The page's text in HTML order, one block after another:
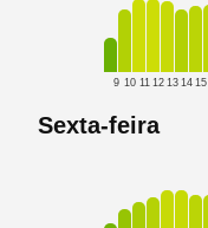
9 10 11 12 13 14 15
Sexta-feira